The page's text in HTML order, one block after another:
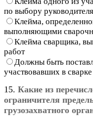
по выбору
Клейма,
выполняющими
Клейма сварщика,
работ
Должны быть
участвовавших в сварке
15. Какие из
ограничителя
грузозахватного